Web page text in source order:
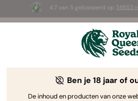
4.7 van 5 gebaseerd op 58653
☀️ Summer Sales: tot wel
op geselecteerde producten!
The RQS
Ben je 18 jaar of
De inhoud en producten van onze